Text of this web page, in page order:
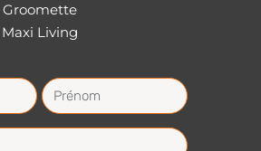
Groomette
Maxi Living